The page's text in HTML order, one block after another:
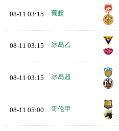
08-11 03:15 葡超
08-11 03:15 冰岛乙
08-11 03:15 冰岛超
08-11 05:00 哥伦甲